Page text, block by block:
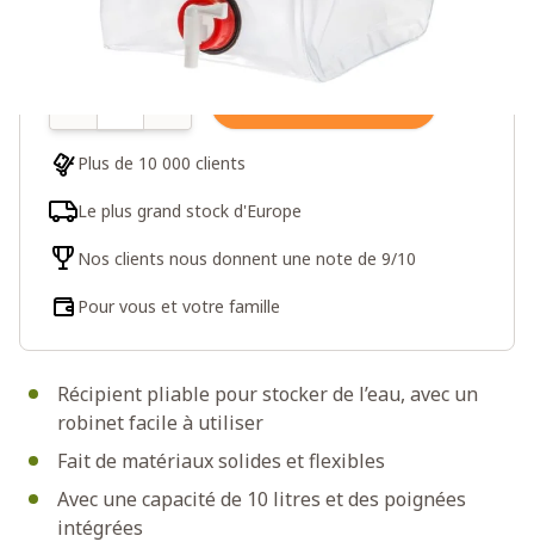
Récipient pliable pour stocker de l’eau, avec un
robinet facile à utiliser
Fait de matériaux solides et flexibles
Avec une capacité de 10 litres et des poignées
intégrées
Plus de 10 000 clients
Le plus grand stock d'Europe
Nos clients nous donnent une note de 9/10
Pour vous et votre famille